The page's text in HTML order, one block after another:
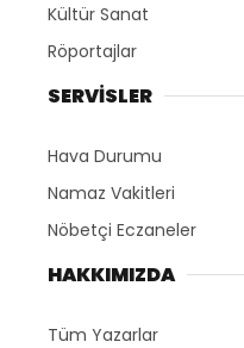
Kültür Sanat
Röportajlar
SERVİSLER
Hava Durumu
Namaz Vakitleri
Nöbetçi Eczaneler
HAKKIMIZDA
Tüm Yazarlar